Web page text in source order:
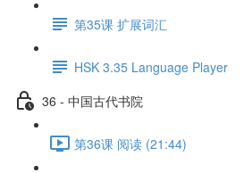
第35课 扩展词汇
HSK 3.35 Language Player
36 - 中国古代书院
第36课 阅读 (21:44)